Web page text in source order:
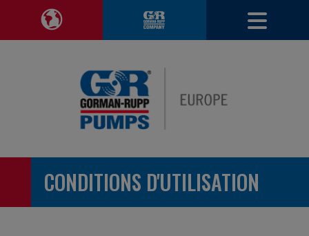
Modifier la région de navigationVoir le site
CONDITIONS D'UTILISATION